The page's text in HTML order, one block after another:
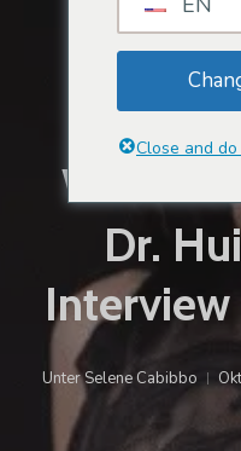
Zielt
Dr.
Interview
UnterSelene Cabibbo
Close and